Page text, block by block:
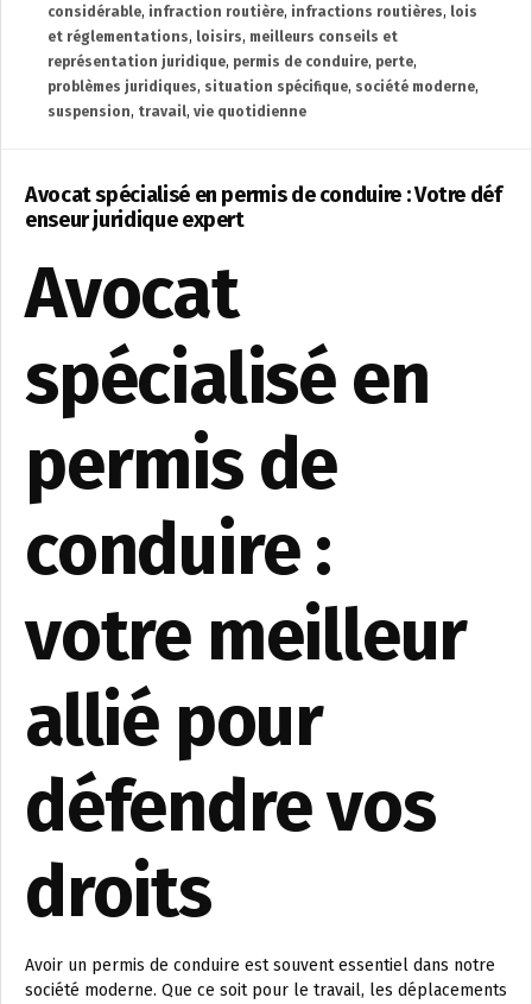
considérable, infraction routière, infractions routières, lois
et réglementations, loisirs, meilleurs conseils et
représentation juridique, permis de conduire, perte,
problèmes juridiques, situation spécifique, société moderne,
suspension, travail, vie quotidienne
Avocat spécialisé en permis de conduire : Votre déf
enseur juridique expert
Avocat
spécialisé en
permis de
conduire :
votre meilleur
allié pour
défendre vos
droits
Avoir un permis de conduire est souvent essentiel dans notre
société moderne. Que ce soit pour le travail, les déplacements